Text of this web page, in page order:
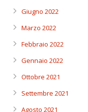
Giugno 2022
Marzo 2022
Febbraio 2022
Gennaio 2022
Ottobre 2021
Settembre 2021
Agosto 2021